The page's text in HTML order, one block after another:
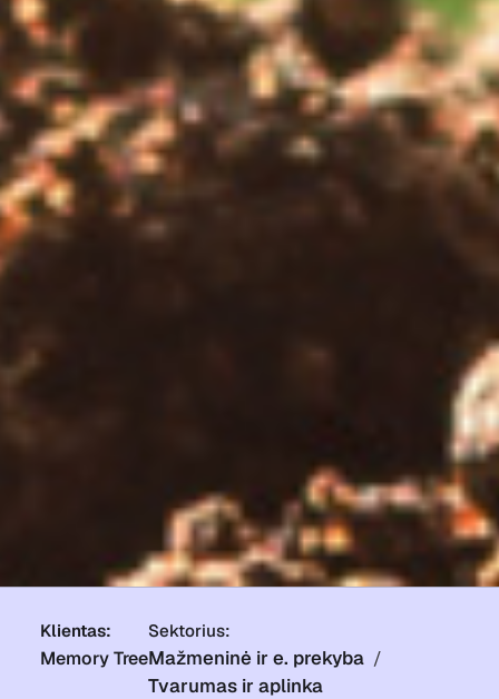
Klientas:
Memory Tree
Sektorius:
Mažmeninė ir e. prekyba
Tvarumas ir aplinka